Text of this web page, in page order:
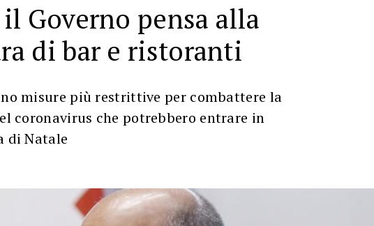
Governo pensa alla
di bar e ristoranti
misure più restrittive per combattere la
coronavirus che potrebbero entrare in
di Natale